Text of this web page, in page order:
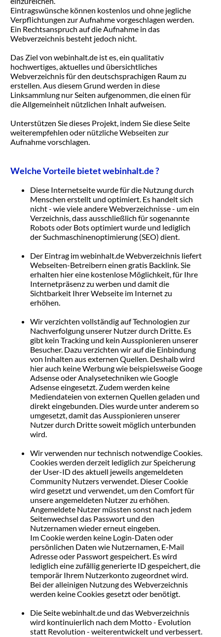
Eintragswünsche können kostenlos und ohne jegliche
Verpflichtungen zur Aufnahme vorgeschlagen werden.
Ein Rechtsanspruch auf die Aufnahme in das
Webverzeichnis besteht jedoch nicht.
Das Ziel von webinhalt.de ist es, ein qualitativ
hochwertiges, aktuelles und übersichtliches
Webverzeichnis für den deutschsprachigen Raum zu
erstellen. Aus diesem Grund werden in diese
Linksammlung nur Seiten aufgenommen, die einen für
die Allgemeinheit nützlichen Inhalt aufweisen.
Unterstützen Sie dieses Projekt, indem Sie diese Seite
weiterempfehlen oder nützliche Webseiten zur
Aufnahme vorschlagen.
Welche Vorteile bietet webinhalt.de ?
Diese Internetseite wurde für die Nutzung durch
Menschen erstellt und optimiert. Es handelt sich
nicht - wie viele andere Webverzeichnisse - um ein
Verzeichnis, dass ausschließlich für sogenannte
Robots oder Bots optimiert wurde und lediglich
der Suchmaschinenoptimierung (SEO) dient.
Der Eintrag im webinhalt.de Webverzeichnis liefert
Webseiten-Betreibern einen gratis Backlink. Sie
erhalten hier eine kostenlose Möglichkeit, für Ihre
Internetpräsenz zu werben und damit die
Sichtbarkeit Ihrer Webseite im Internet zu
erhöhen.
Wir verzichten vollständig auf Technologien zur
Nachverfolgung unserer Nutzer durch Dritte. Es
gibt kein Tracking und kein Ausspionieren unserer
Besucher. Dazu verzichten wir auf die Einbindung
von Inhalten aus externen Quellen. Deshalb wird
hier auch keine Werbung wie beispielsweise Googe
Adsense oder Analysetechniken wie Google
Adsense eingesetzt. Zudem werden keine
Mediendateien von externen Quellen geladen und
direkt eingebunden. Dies wurde unter anderem so
umgesetzt, damit das Ausspionieren unserer
Nutzer durch Dritte soweit möglich unterbunden
wird.
Wir verwenden nur technisch notwendige Cookies.
Cookies werden derzeit lediglich zur Speicherung
der User-ID des aktuell jeweils angemeldeten
Community Nutzers verwendet. Dieser Cookie
wird gesetzt und verwendet, um den Comfort für
unsere angemeldeten Nutzer zu erhöhen.
Angemeldete Nutzer müssten sonst nach jedem
Seitenwechsel das Passwort und den
Nutzernamen wieder erneut eingeben.
Im Cookie werden keine Login-Daten oder
persönlichen Daten wie Nutzernamen, E-Mail
Adresse oder Passwort gespeichert. Es wird
lediglich eine zufällig generierte ID gespeichert, die
temporär Ihrem Nutzerkonto zugeordnet wird.
Bei der alleinigen Nutzung des Webverzeichnis
werden keine Cookies gesetzt oder benötigt.
Die Seite webinhalt.de und das Webverzeichnis
wird kontinuierlich nach dem Motto - Evolution
statt Revolution - weiterentwickelt und verbessert.